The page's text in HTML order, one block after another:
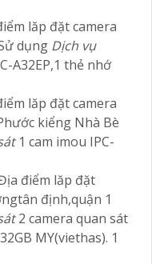
lăp đặt camera
dụng Dịch vụ
A32EP,1 thẻ nhớ
lăp đặt camera
kiểng Nhà Bè
1 cam imou IPC-
điểm lăp đặt
định,quận 1
2 camera quan sát
MY(viethas). 1